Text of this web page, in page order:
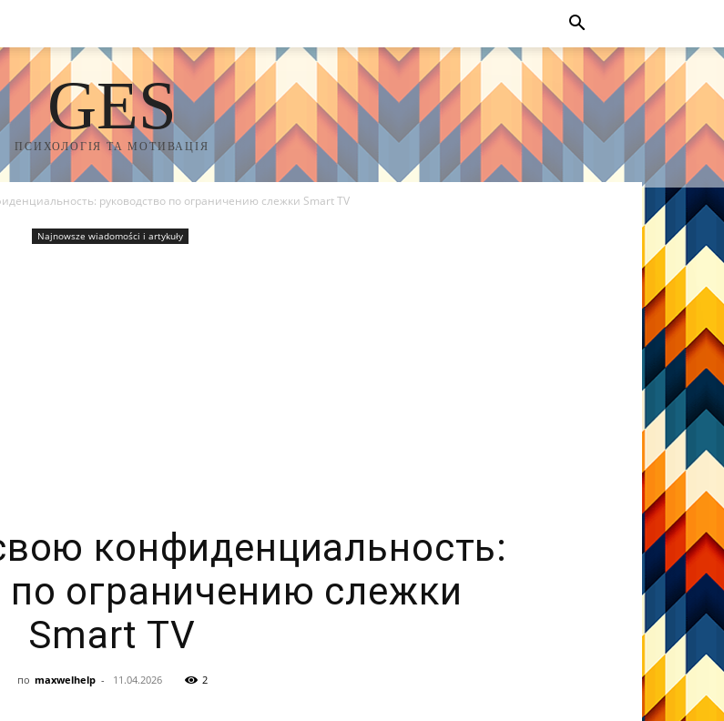
GES
ПСИХОЛОГІЯ ТА МОТИВАЦІЯ
руководство по ограничению слежки Smart TV
Najnowsze wiadomości i artykuły
конфиденциальность:
по ограничению слежки
Smart TV
по maxwelhelp - 11.04.2026 2